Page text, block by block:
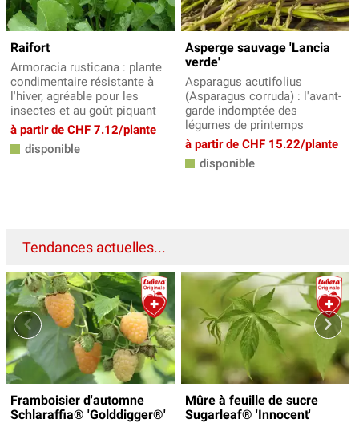
Raifort
Armoracia rusticana : plante
condimentaire résistante à
l'hiver, agréable pour les
insectes et au goût piquant
à partir de CHF 7.12/plante
disponible
Asperge sauvage 'Lancia
verde'
Asparagus acutifolius
(Asparagus corruda) : l'avant-
garde indomptée des
légumes de printemps
à partir de CHF 15.22/plante
disponible
Tendances actuelles...
Framboisier d'automne
Schlaraffia® 'Golddigger®'
Mûre à feuille de sucre
Sugarleaf® 'Innocent'